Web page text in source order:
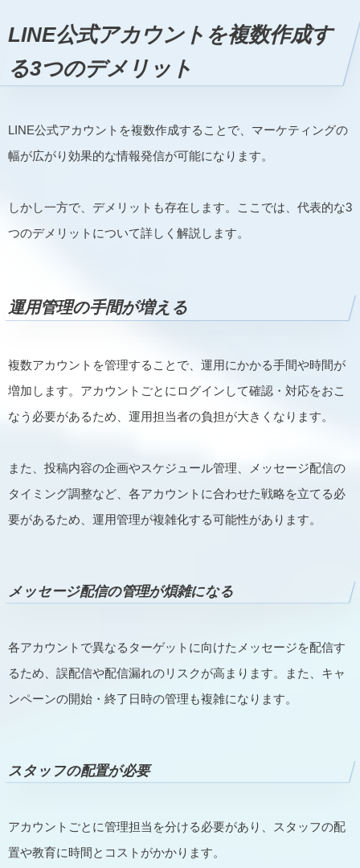
LINE公式アカウントを複数作成す
る3つのデメリット
LINE公式アカウントを複数作成することで、マーケティングの
幅が広がり効果的な情報発信が可能になります。
しかし一方で、デメリットも存在します。ここでは、代表的な3
つのデメリットについて詳しく解説します。
運用管理の手間が増える
複数アカウントを管理することで、運用にかかる手間や時間が
増加します。アカウントごとにログインして確認・対応をおこ
なう必要があるため、運用担当者の負担が大きくなります。
また、投稿内容の企画やスケジュール管理、メッセージ配信の
タイミング調整など、各アカウントに合わせた戦略を立てる必
要があるため、運用管理が複雑化する可能性があります。
メッセージ配信の管理が煩雑になる
各アカウントで異なるターゲットに向けたメッセージを配信す
るため、誤配信や配信漏れのリスクが高まります。また、キャ
ンペーンの開始・終了日時の管理も複雑になります。
スタッフの配置が必要
アカウントごとに管理担当を分ける必要があり、スタッフの配
置や教育に時間とコストがかかります。